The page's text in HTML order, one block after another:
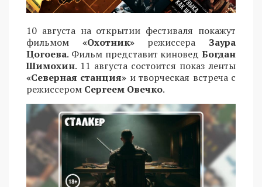
10 августа на открытии фестиваля покажут
фильмом «Охотник»режиссера Заура
Цогоева. Фильм представит киновед Богдан
Шимохин. 11 августа состоится показ ленты
«Северная станция» и творческая встреча с
режиссером Сергеем Овечко.